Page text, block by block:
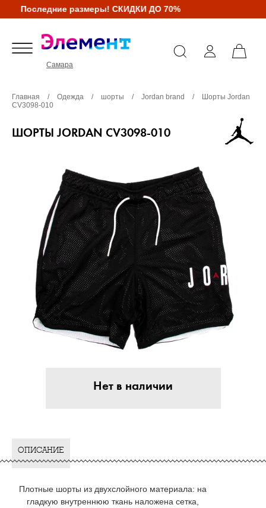
Последние размеры! СКИДКИ ДО 70%
Самара
Главная / Одежда / шорты / Jordan brand /
Шорты Jordan
CV3098-010
ШОРТЫ JORDAN CV3098-010
Нет в наличии
ОПИСАНИЕ
Плотные шорты из двухслойного материала: на
гладкую внутреннюю ткань наложена сетка,